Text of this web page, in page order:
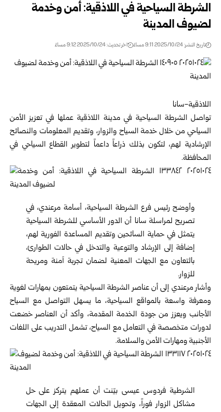
الشرطة السياحية في اللاذقية: أمن وخدمة
لضيوف المدينة
تاريخ النشر: 2025/10/24 9:11 مساءً اخر تحديث: 2025/10/24 9:12 مساءً
اللاذقية-سانا
تواصل الشرطة السياحية في مدينة اللاذقيةعملها في تعزيز الأمن
السياحي من خلال خدمة السياح والزوار، وتقديم المعلومات والنصائح
الإرشادية لهم، لتكون بذلك ذراعاً داعماً لتطوير القطاع السياحي في
المحافظة.
وأوضح رئيس فرع الشرطة السياحية، أسامة مرعندي، في
تصريح لمراسلة سانا أن الدور الأساسي للشرطة السياحية
يتمثل في حماية السائحين وتقديم المساعدة الفورية لهم،
إضافة إلى الإرشاد والتوعية والتدخل في حالات الطوارئ،
بالتعاون مع الجهات المعنية لضمان تجربة آمنة ومريحة
للزوار.
وأشار مرعندي إلى أن عناصر الشرطة السياحية يتمتعون بمهارات لغوية
ومعرفة واسعة بالمواقع السياحية، ما يسهل التواصل مع السياح
الأجانب ويعزز من جودة الخدمة المقدمة، وأكد أن العناصر خضعت
لدورات متخصصة في التعامل مع السياح، تشمل التدريب على اللغات
الأجنبية ومهارات الأمن والسلامة.
الشرطية فردوس عيسى بيّنت أن عملهم يتركز على حل
مشاكل الزوار فوراً، وتحويل الحالات المعقدة إلى الجهات